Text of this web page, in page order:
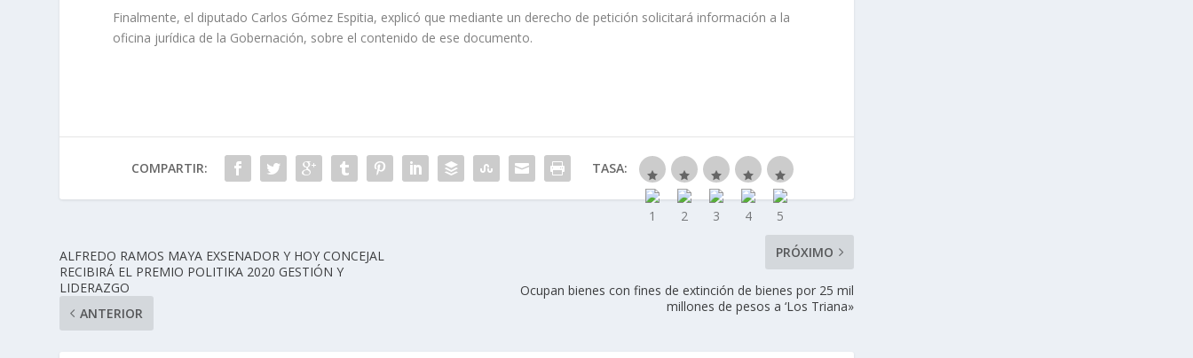
Finalmente, el diputado Carlos Gómez Espitia, explicó que mediante un derecho de petición solicitará información a la
oficina jurídica de la Gobernación, sobre el contenido de ese documento.
COMPARTIR: TASA:
ALFREDO RAMOS MAYA EXSENADOR Y HOY CONCEJAL
RECIBIRÁ EL PREMIO POLITIKA 2020 GESTIÓN Y
LIDERAZGO
ANTERIOR
PRÓXIMO
Ocupan bienes con fines de extinción de bienes por 25 mil
millones de pesos a ‘Los Triana»